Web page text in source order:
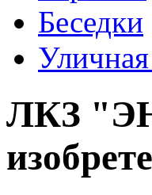
Беседки
ЛКЗ